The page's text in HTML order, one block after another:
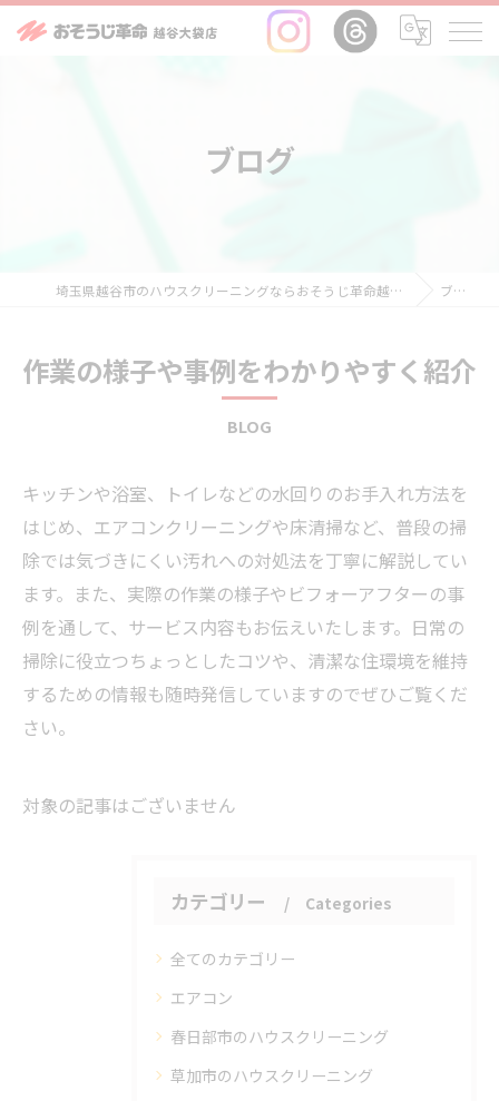
ブログ
埼玉県越谷市のハウスクリーニングならおそうじ革命越谷大袋店 ブログ
作業の様子や事例をわかりやすく紹介
BLOG
キッチンや浴室、トイレなどの水回りのお手入れ方法を
はじめ、エアコンクリーニングや床清掃など、普段の掃
除では気づきにくい汚れへの対処法を丁寧に解説してい
ます。また、実際の作業の様子やビフォーアフターの事
例を通して、サービス内容もお伝えいたします。日常の
掃除に役立つちょっとしたコツや、清潔な住環境を維持
するための情報も随時発信していますのでぜひご覧くだ
さい。
対象の記事はございません
カテゴリー Categories
全てのカテゴリー
エアコン
春日部市のハウスクリーニング
草加市のハウスクリーニング